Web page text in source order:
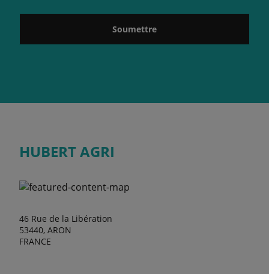
Soumettre
HUBERT AGRI
46 Rue de la Libération
53440, ARON
FRANCE